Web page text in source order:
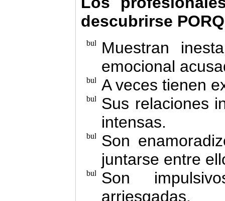
descubrirse
Muestran
emocional
A veces tienen
Sus relaciones
intensas.
Son
juntarse entre
Son
arriesgadas.